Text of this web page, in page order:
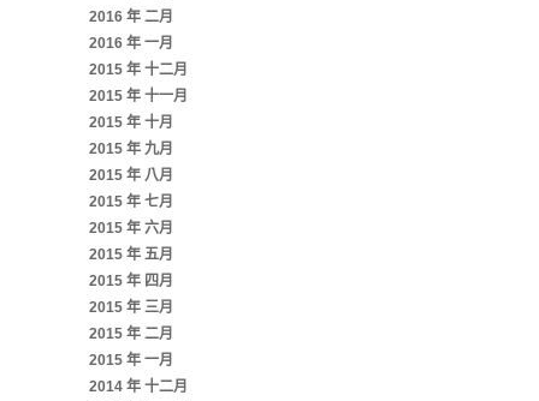
2016 年 二月
2016 年 一月
2015 年 十二月
2015 年 十一月
2015 年 十月
2015 年 九月
2015 年 八月
2015 年 七月
2015 年 六月
2015 年 五月
2015 年 四月
2015 年 三月
2015 年 二月
2015 年 一月
2014 年 十二月